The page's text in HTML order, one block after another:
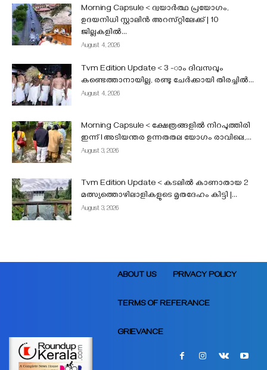
Morning Capsule < ദ്വയാർത്ഥ പ്രയോഗം,
ഉദയനിധി സ്റ്റാലിൻ അറസ്‌റ്റിലേക്ക് | 10
ജില്ലകളിൽ...
August 4, 2026
Tvm Edition Update < 3 -ാം ദിവസവും
കണ്ടെത്താനായില്ല, രണ്ടു ചേർക്കായി തിരച്ചിൽ...
August 4, 2026
Morning Capsule < ക്ഷേത്രങ്ങളിൽ നിറപുത്തിരി
ഇന്ന് l അടിയന്തര ഉന്നതതല യോഗം രാവിലെ,...
August 3, 2026
Tvm Edition Update < കടലിൽ കാണാതായ 2
മത്സ്യത്തൊഴിലാളികളുടെ മൃതദേഹം കിട്ടി |...
August 3, 2026
ABOUT US PRIVACY POLICY
TERMS OF REFERANCE
GRIEVANCE